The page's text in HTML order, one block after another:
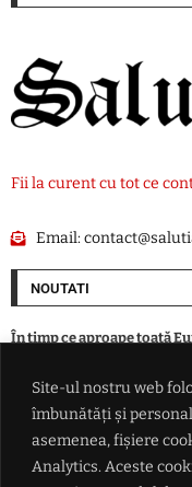
Site-ul nostru web
îmbunătăți și
asemenea, fișiere
Analytics. Aceste
Fii la curent cu tot ce
Email:
NOUTATI
În timp ce aproape toată
Eclipsa parțială de Soare
vede cel mai bine și la ce